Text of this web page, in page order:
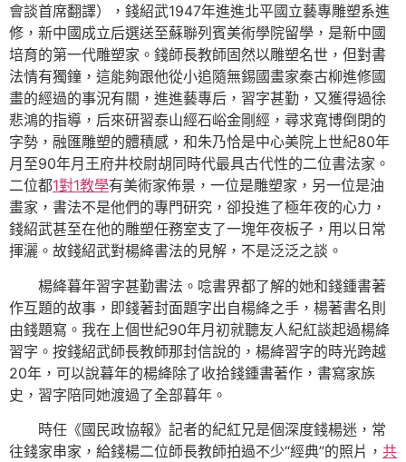
會談首席翻譯），錢紹武1947年進進北平國立藝專雕塑系進
修，新中國成立后選送至蘇聯列賓美術學院留學，是新中國
培育的第一代雕塑家。錢師長教師固然以雕塑名世，但對書
法情有獨鐘，這能夠跟他從小追隨無錫國畫家秦古柳進修國
畫的經過的事況有關，進進藝專后，習字甚勤，又獲得過徐
悲鴻的指導，后來研習泰山經石峪金剛經，尋求寬博倒閉的
字勢，融匯雕塑的體積感，和朱乃恰是中心美院上世紀80年
月至90年月王府井校尉胡同時代最具古代性的二位書法家。
二位都1對1教學有美術家佈景，一位是雕塑家，另一位是油
畫家，書法不是他們的專門研究，卻投進了極年夜的心力，
錢紹武甚至在他的雕塑任務室支了一塊年夜板子，用以日常
揮灑。故錢紹武對楊絳書法的見解，不是泛泛之談。
楊絳暮年習字甚勤書法。唸書界都了解的她和錢鍾書著
作互題的故事，即錢著封面題字出自楊絳之手，楊著書名則
由錢題寫。我在上個世紀90年月初就聽友人紀紅談起過楊絳
習字。按錢紹武師長教師那封信說的，楊絳習字的時光跨越
20年，可以說暮年的楊絳除了收拾錢鍾書著作，書寫家族
史，習字陪同她渡過了全部暮年。
時任《國民政協報》記者的紀紅兄是個深度錢楊迷，常
往錢家串家，給錢楊二位師長教師拍過不少“經典”的照片， 共